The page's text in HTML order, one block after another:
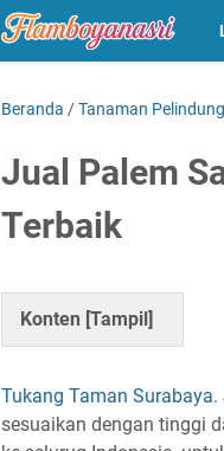
Beranda /Tanaman Pelindung
Jual Palem
Terbaik
Konten [Tampil]
Tukang Taman Surabaya.
sesuaikan dengan tinggi